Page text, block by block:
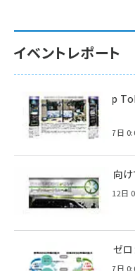
イベントレポート
【Interop
5G！
2022年7月7日
脱炭素に向
2022年6月12日
環境省のゼロ
2021年3月7日